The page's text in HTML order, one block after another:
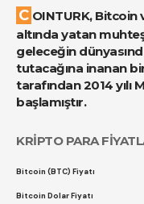
COINTURK, Bitcoin ve diğer tüm kripto paraların
altında yatan
geleceğin
tutacağına inanan
tarafından 2014 yılı
başlamıştır.
KRİPTO PARA
Bitcoin (BTC) Fiyatı
Bitcoin Dolar Fiyatı